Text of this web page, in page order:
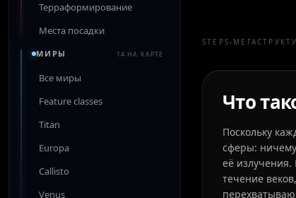
Терраформирование
Места посадки
МИРЫ 14 НА КАРТЕ
Все миры
Feature classes
Titan
Europa
Callisto
Venus
STEPS ›
Что
Поскольку
сферы:
её излучения.
течение